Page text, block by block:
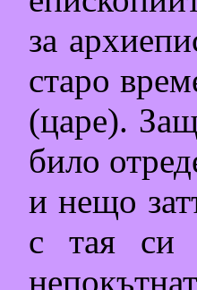
за
старо
(царе).
било
и нещо
с тая си